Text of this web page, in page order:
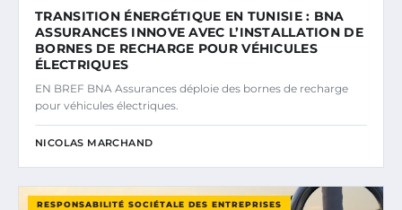
TRANSITION ÉNERGÉTIQUE EN TUNISIE : BNA
ASSURANCES INNOVE AVEC L’INSTALLATION DE
BORNES DE RECHARGE POUR VÉHICULES
ÉLECTRIQUES
EN BREF BNA Assurances déploie des bornes de recharge
pour véhicules électriques.
NICOLAS MARCHAND
RESPONSABILITÉ SOCIÉTALE DES ENTREPRISES